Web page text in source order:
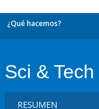
¿Qué hacemos?
Sci &